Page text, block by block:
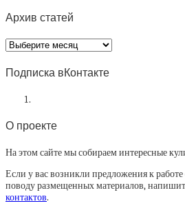
Архив статей
Архив
статей
Подписка вКонтакте
О проекте
На этом сайте мы собираем интересные
Если у вас возникли предложения к
поводу размещенных материалов,
контактов.